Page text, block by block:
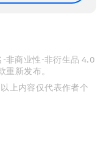
非商业性-非衍生品 4.0
重新发布。
上内容仅代表作者个